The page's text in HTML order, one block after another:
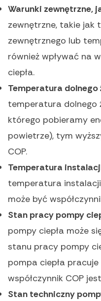
Warunki zewnętrzne,
zewnętrzne, takie
zewnętrznego lub
również wpływać na
ciepła.
Temperatura dolnego
temperatura dolnego
którego pobieramy
powietrze), tym
COP.
Temperatura
temperatura
może być
Stan pracy pompy
pompy ciepła może
stanu pracy pompy
pompa ciepła
współczynnik COP
Stan techniczny